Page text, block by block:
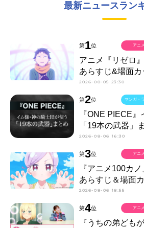
最新ニュースラン
第1位
アニメ『リゼロ
あらすじ&場面カ
2026-08-05 23:30
アニメ
第2位
『ONE PIECE
「19本の武器」
2026-08-06 16:30
マンガ・
第3位
『アニメ100カ
あらすじ＆場面
2026-08-06 18:55
アニメ
第4位
『うちの弟ども
アニメ